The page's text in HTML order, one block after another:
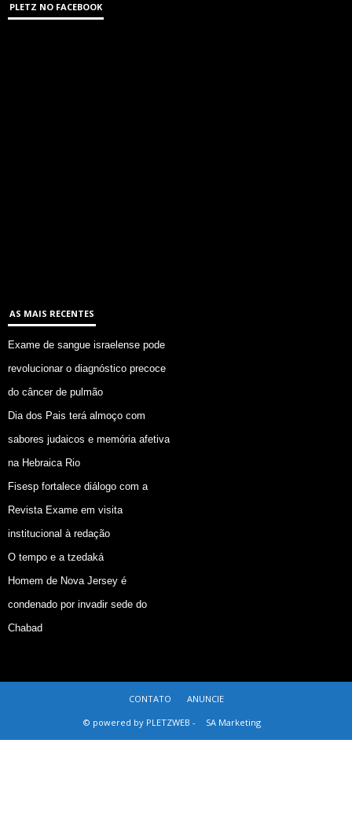
PLETZ NO FACEBOOK
AS MAIS RECENTES
Exame de sangue israelense pode
revolucionar o diagnóstico precoce
do câncer de pulmão
Dia dos Pais terá almoço com
sabores judaicos e memória afetiva
na Hebraica Rio
Fisesp fortalece diálogo com a
Revista Exame em visita
institucional à redação
O tempo e a tzedaká
Homem de Nova Jersey é
condenado por invadir sede do
Chabad
CONTATO
ANUNCIE
© powered by PLETZWEB -
SA Marketing